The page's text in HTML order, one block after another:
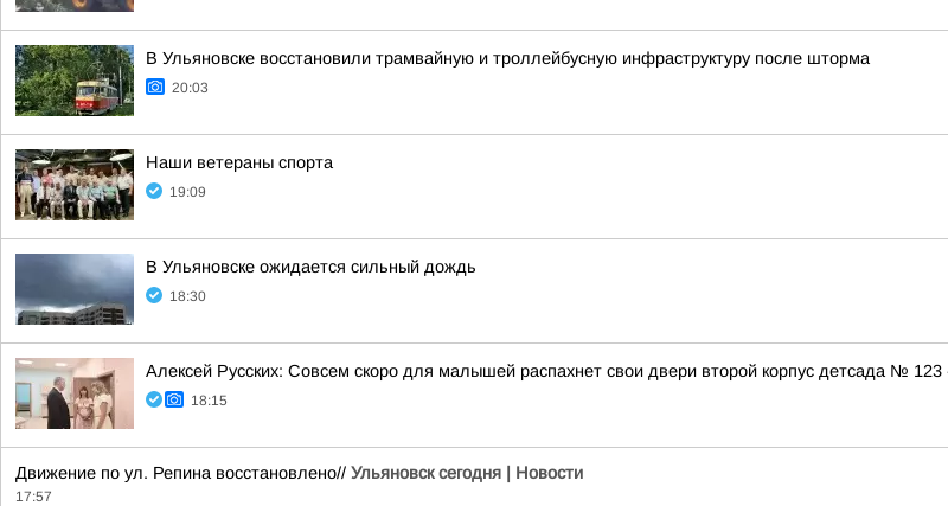
В Ульяновске восстановили трамвайную и троллейбусную инфраструктуру после шторма
20:03
Наши ветераны спорта
19:09
В Ульяновске ожидается сильный дождь
18:30
Алексей Русских: Совсем скоро для малышей распахнет свои двери второй корпус детсада № 123
18:15
Движение по ул. Репина восстановлено// Ульяновск сегодня | Новости
17:57